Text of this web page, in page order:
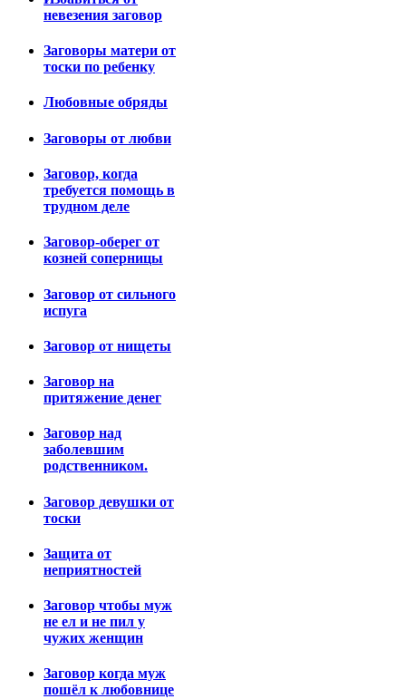
невезения заговор
Заговоры матери от
тоски по ребенку
Любовные обряды
Заговоры от любви
Заговор, когда
требуется помощь в
трудном деле
Заговор-оберег от
козней соперницы
Заговор от сильного
испуга
Заговор от нищеты
Заговор на
притяжение денег
Заговор над
заболевшим
родственником.
Заговор девушки от
тоски
Защита от
неприятностей
Заговор чтобы муж
не ел и не пил у
чужих женщин
Заговор когда муж
пошёл к любовнице